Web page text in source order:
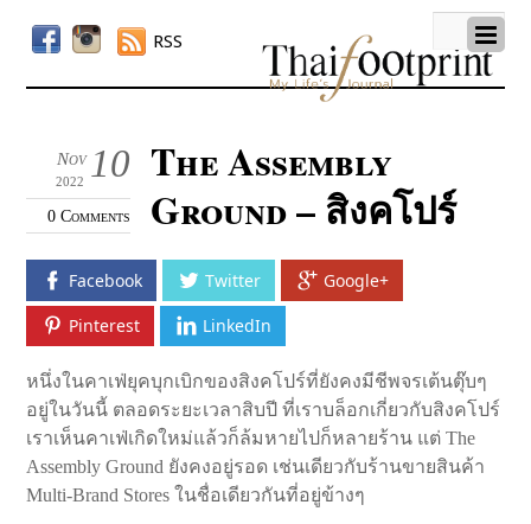
RSS
10
Nov
2022
0 Comments
The Assembly
Ground – สิงคโปร์
Facebook Twitter Google+
Pinterest LinkedIn
หนึ่งในคาเฟ่ยุคบุกเบิกของสิงคโปร์ที่ยังคงมีชีพจรเต้นตุ๊บๆ
อยู่ในวันนี้ ตลอดระยะเวลาสิบปี ที่เราบล็อกเกี่ยวกับสิงคโปร์
เราเห็นคาเฟ่เกิดใหม่แล้วก็ล้มหายไปก็หลายร้าน แต่ The
Assembly Ground ยังคงอยู่รอด เช่นเดียวกับร้านขายสินค้า
Multi-Brand Stores ในชื่อเดียวกันที่อยู่ข้างๆ